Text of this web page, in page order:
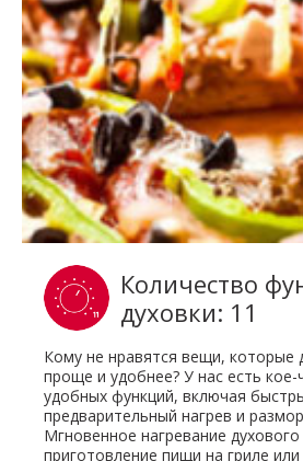
Количество
духовки: 11
Кому не нравятся вещи, которые
проще и удобнее? У нас есть кое-
удобных функций, включая
предварительный нагрев и
Мгновенное нагревание
приготовление пищи на гриле